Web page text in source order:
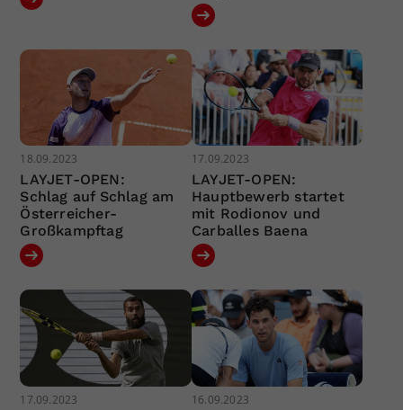
18.09.2023
LAYJET-OPEN:
Schlag auf Schlag am
Österreicher-
Großkampftag
17.09.2023
LAYJET-OPEN:
Hauptbewerb startet
mit Rodionov und
Carballes Baena
17.09.2023 16.09.2023